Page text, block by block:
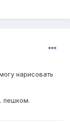
нарисовать
пешком.